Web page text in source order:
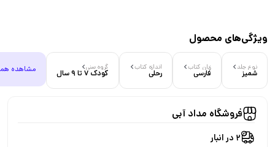
ویژگی‌های محصول
نوع جلد
شمیز
زبان کتاب
فارسی
اندازه کتاب
رحلی
گروه سنی
کودک 7 تا 9 سال مشاهده
فروشگاه مداد آبی
2 در انبار